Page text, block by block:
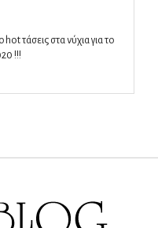
hot τάσεις στα νύχια για το
!!!